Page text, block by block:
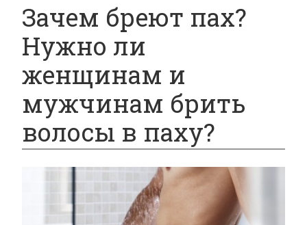
Зачем бреют пах?
Нужно ли
женщинам и
мужчинам брить
волосы в паху?